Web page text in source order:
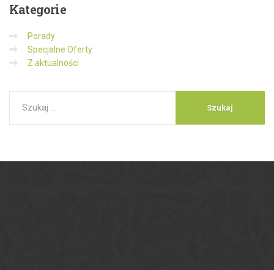
Kategorie
Porady
Specjalne Oferty
Z aktualności